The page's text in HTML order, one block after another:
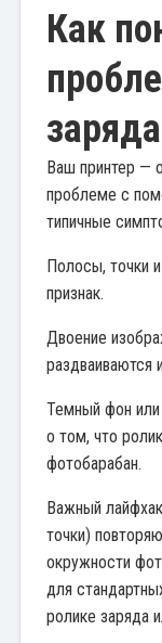
Как
Ваш принтер —
проблеме с
типичные
Полосы, точки
признак.
Двоение
раздваиваются
Темный фон или
о том, что
фотобарабан.
Важный
точки)
окружности
для
ролике заряда